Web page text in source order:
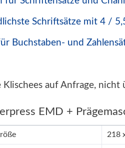
Schriftsätze mit 4 /
Buchstaben- und
auf Anfrage, nicht
EMD +
218